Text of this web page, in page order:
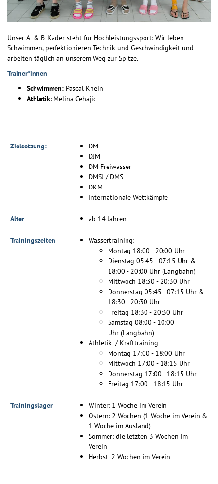
Unser A- & B-Kader steht für Hochleistungssport: Wir leben
Schwimmen, perfektionieren Technik und Geschwindigkeit und
arbeiten täglich an unserem Weg zur Spitze.
Trainer*innen
Schwimmen: Pascal Knein
Athletik: Melina Cehajic
Zielsetzung:
DM
DJM
DM Freiwasser
DMSJ / DMS
DKM
Internationale Wettkämpfe
Alter ab 14 Jahren
Trainingszeiten
Wassertraining:
Montag 18:00 - 20:00 Uhr
Dienstag 05:45 - 07:15 Uhr &
18:00 - 20:00 Uhr (Langbahn)
Mittwoch 18:30 - 20:30 Uhr
Donnerstag 05:45 - 07:15 Uhr &
18:30 - 20:30 Uhr
Freitag 18:30 - 20:30 Uhr
Samstag 08:00 - 10:00
Uhr (Langbahn)
Athletik- / Krafttraining
Montag 17:00 - 18:00 Uhr
Mittwoch 17:00 - 18:15 Uhr
Donnerstag 17:00 - 18:15 Uhr
Freitag 17:00 - 18:15 Uhr
Trainingslager
Winter: 1 Woche im Verein
Ostern: 2 Wochen (1 Woche im Verein &
1 Woche im Ausland)
Sommer: die letzten 3 Wochen im
Verein
Herbst: 2 Wochen im Verein